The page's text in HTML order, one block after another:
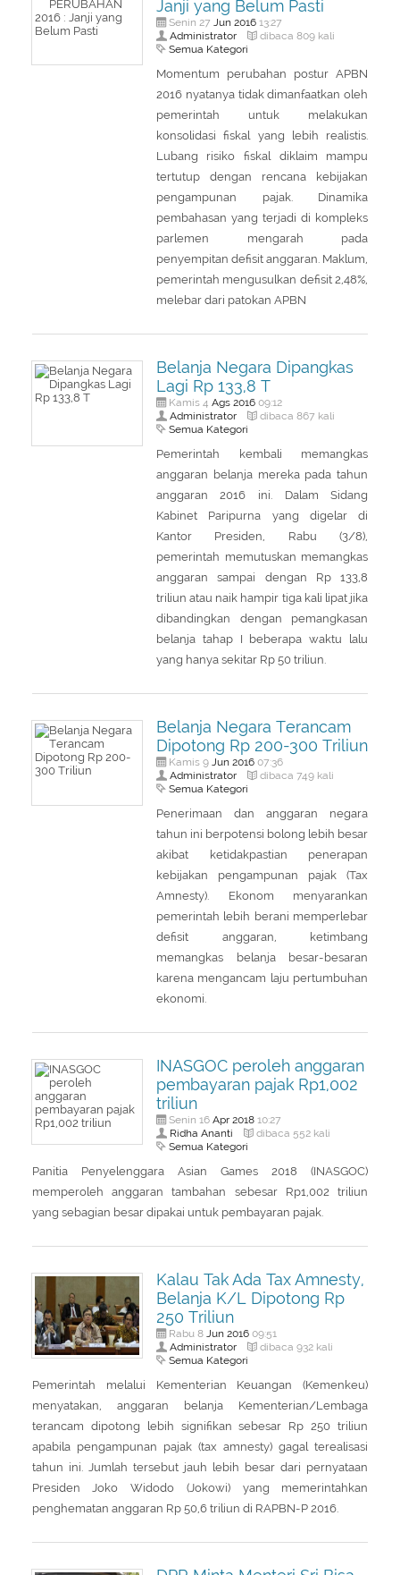
Janji yang Belum Pasti
Senin 27 Jun 201613:27
Administrator dibaca 809 kali
Semua Kategori
Momentum perubahan postur APBN
2016 nyatanya tidak dimanfaatkan oleh
pemerintah untuk melakukan
konsolidasi fiskal yang lebih realistis.
Lubang risiko fiskal diklaim mampu
tertutup dengan rencana kebijakan
pengampunan pajak. Dinamika
pembahasan yang terjadi di kompleks
parlemen mengarah pada
penyempitan defisit anggaran. Maklum,
pemerintah mengusulkan defisit 2,48%,
melebar dari patokan APBN
Belanja Negara Dipangkas
Lagi Rp 133,8 T
Kamis 4 Ags 201609:12
Administrator dibaca 867 kali
Semua Kategori
Pemerintah kembali memangkas
anggaran belanja mereka pada tahun
anggaran 2016 ini. Dalam Sidang
Kabinet Paripurna yang digelar di
Kantor Presiden, Rabu (3/8),
pemerintah memutuskan memangkas
anggaran sampai dengan Rp 133,8
triliun atau naik hampir tiga kali lipat jika
dibandingkan dengan pemangkasan
belanja tahap I beberapa waktu lalu
yang hanya sekitar Rp 50 triliun.
Belanja Negara Terancam
Dipotong Rp 200-300 Triliun
Kamis 9 Jun 201607:36
Administrator dibaca 749 kali
Semua Kategori
Penerimaan dan anggaran negara
tahun ini berpotensi bolong lebih besar
akibat ketidakpastian penerapan
kebijakan pengampunan pajak (Tax
Amnesty). Ekonom menyarankan
pemerintah lebih berani memperlebar
defisit anggaran, ketimbang
memangkas belanja besar-besaran
karena mengancam laju pertumbuhan
ekonomi.
INASGOC peroleh anggaran
pembayaran pajak Rp1,002
triliun
Senin 16 Apr 201810:27
Ridha Ananti dibaca 552 kali
Semua Kategori
Panitia Penyelenggara Asian Games 2018 (INASGOC)
memperoleh anggaran tambahan sebesar Rp1,002 triliun
yang sebagian besar dipakai untuk pembayaran pajak.
Kalau Tak Ada Tax Amnesty,
Belanja K/L Dipotong Rp
250 Triliun
Rabu 8 Jun 201609:51
Administrator dibaca 932 kali
Semua Kategori
Pemerintah melalui Kementerian Keuangan (Kemenkeu)
menyatakan, anggaran belanja Kementerian/Lembaga
terancam dipotong lebih signifikan sebesar Rp 250 triliun
apabila pengampunan pajak (tax amnesty) gagal terealisasi
tahun ini. Jumlah tersebut jauh lebih besar dari pernyataan
Presiden Joko Widodo (Jokowi) yang memerintahkan
penghematan anggaran Rp 50,6 triliun di RAPBN-P 2016.